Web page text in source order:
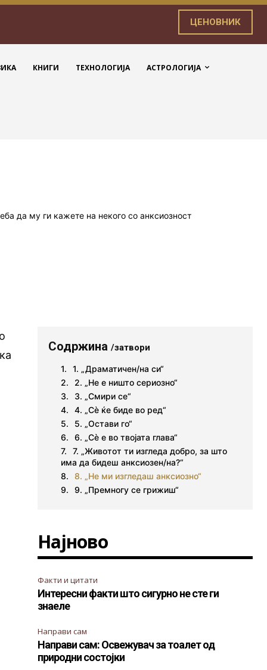
ЦЕНОВНИК
КНИГИ ТЕХНОЛОГИЈА АСТРОЛОГИЈА
Содржина/затвори
1. „Драматичен/на си“
2. „Не е ништо сериозно“
3. „Смири се“
4. „Сè ќе биде во ред“
5. „Остави го“
6. „Сè е во твојата глава“
7. „Животот ти изгледа добро, за што
има да бидеш анксиозен/на?“
8. „Не ми изгледаш анксиозно“
9. „Премногу се грижиш“
Најново
Факти и цитати
Интересни факти што сигурно не сте ги
знаеле
Направи сам
Направи сам: Освежувач за тоалет од
природни состојки